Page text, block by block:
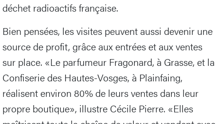
déchet radioactifs française.
Bien pensées, les visites peuvent aussi devenir une
source de profit, grâce aux entrées et aux ventes
sur place. «Le parfumeur Fragonard, à Grasse, et la
Confiserie des Hautes-Vosges, à Plainfaing,
réalisent environ 80% de leurs ventes dans leur
propre boutique», illustre Cécile Pierre. «Elles